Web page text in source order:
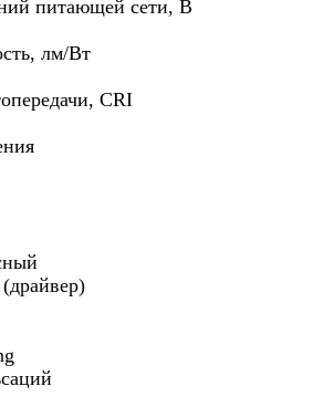
питающей сети, В
лм/Вт
CRI